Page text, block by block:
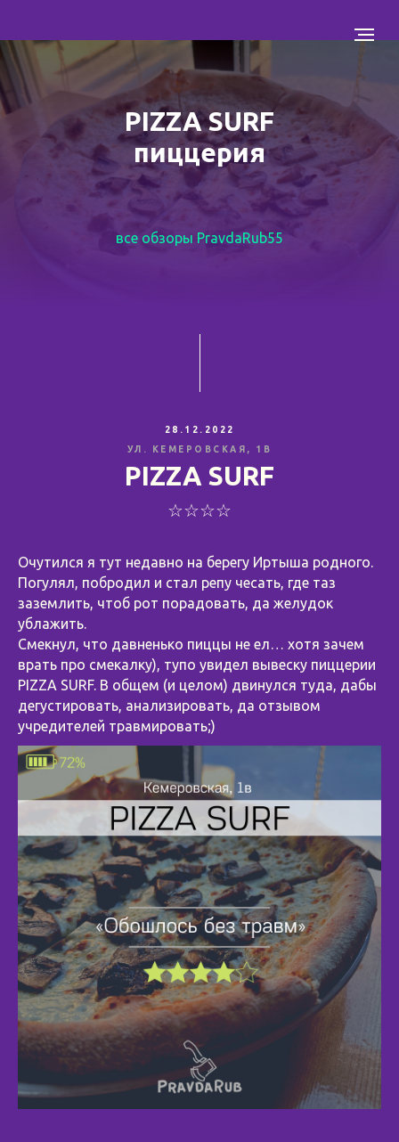
PIZZA SURF
пиццерия
все обзоры PravdaRub55
28.12.2022
УЛ. КЕМЕРОВСКАЯ, 1В
PIZZA SURF
☆☆☆☆
Очутился я тут недавно на берегу Иртыша родного.
Погулял, побродил и стал репу чесать, где таз
заземлить, чтоб рот порадовать, да желудок
ублажить.
Смекнул, что давненько пиццы не ел… хотя зачем
врать про смекалку), тупо увидел вывеску пиццерии
PIZZA SURF. В общем (и целом) двинулся туда, дабы
дегустировать, анализировать, да отзывом
учредителей травмировать;)